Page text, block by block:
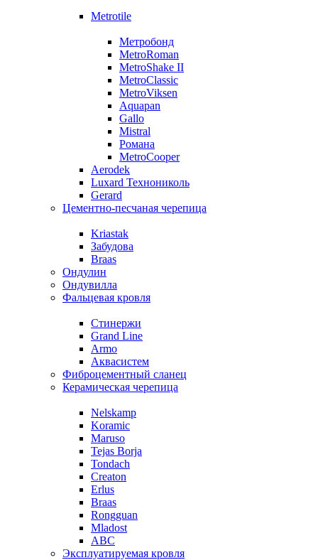
Metrotile
Метробонд
MetroRoman
MetroShake II
MetroClassic
MetroViksen
Aquapan
Gallo
Mistral
Романа
MetroCooper
Aerodek
Luxard Технониколь
Gerard
Цементно-песчаная черепица
Kriastak
Забудова
Braas
Ондулин
Ондувилла
Фальцевая кровля
Стинержи
Grand Line
Armo
Аквасистем
Фиброцементный сланец
Керамическая черепица
Nelskamp
Koramic
Maruso
Tejas Borja
Tondach
Creaton
Erlus
Braas
Rongguan
Mladost
ABC
Эксплуатируемая кровля